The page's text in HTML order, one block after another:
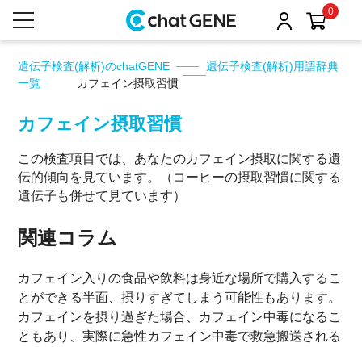
0
遺伝子検査(解析)のchatGENE
遺伝子検査(解析)用語辞典
一覧
カフェイン摂取習慣
カフェイン摂取習慣
この検査項目では、あなたのカフェイン摂取に関する遺
伝的傾向を見ています。（コーヒーの摂取習慣に関する
遺伝子も併せて見ています）
関連コラム
カフェイン入りの食品や飲料は身近な場所で購入するこ
とができる半面、摂りすぎてしまう可能性もあります。
カフェインを摂り過ぎた場合、カフェイン中毒になるこ
ともあり、実際に急性カフェイン中毒で救急搬送される